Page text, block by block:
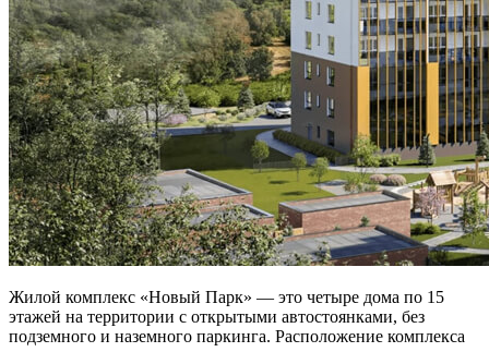
Жилой комплекс «Новый Парк» — это четыре дома по 15
этажей на территории с открытыми автостоянками, без
подземного и наземного паркинга. Расположение комплекса